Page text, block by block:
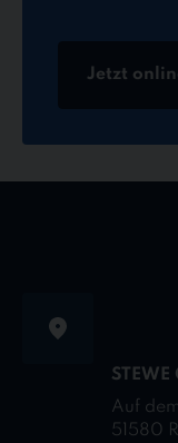
Jetzt
STEWE
Auf
51580